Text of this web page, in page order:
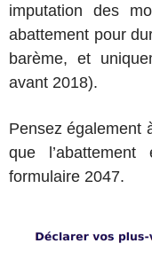
imputation des
abattement pour
barème, et
avant 2018).
Pensez également
que
formulaire 2047.